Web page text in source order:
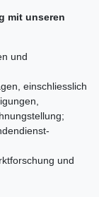
mit unseren
und
einschliesslich
und